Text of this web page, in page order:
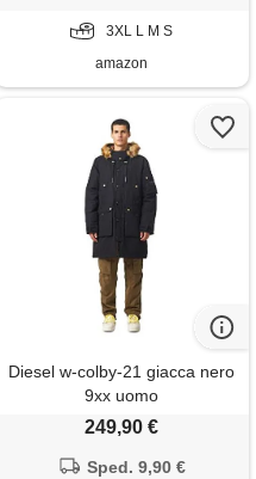
3XL L M S
amazon
Diesel w-colby-21 giacca nero
9xx uomo
249,90 €
Sped. 9,90 €